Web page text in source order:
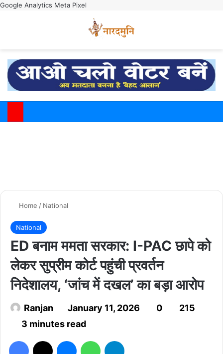
Google Analytics Meta Pixel
Home / National
National
ED बनाम ममता सरकार: I-PAC छापे को
लेकर सुप्रीम कोर्ट पहुंची प्रवर्तन
निदेशालय, ‘जांच में दखल’ का बड़ा आरोप
Ranjan January 11, 2026 0
215
3 minutes read